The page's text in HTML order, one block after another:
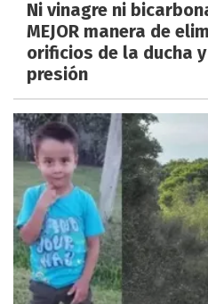
Ni vinagre ni
MEJOR manera de
orificios de la ducha y
presión